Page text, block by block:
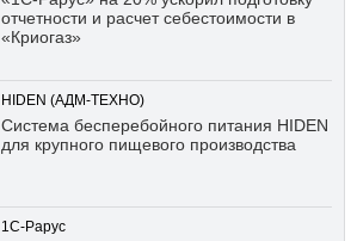
отчетности и расчет себестоимости в
«Криогаз»
HIDEN (АДМ-ТЕХНО)
Система бесперебойного питания HIDEN
для крупного пищевого производства
1С-Рарус